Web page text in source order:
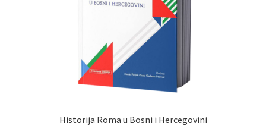
Historija Roma u Bosni i Hercegovini